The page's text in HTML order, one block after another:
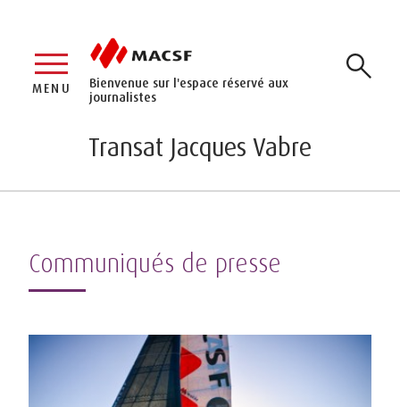
Bienvenue sur l'espace réservé aux
journalistes
MENU
Transat Jacques Vabre
Communiqués de presse